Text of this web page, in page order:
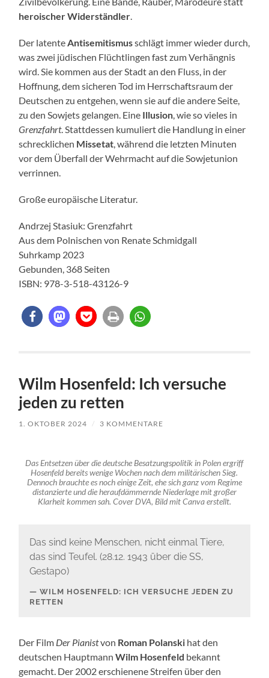
heroischer Widerständler
Der latente Antisemitismusschlägt immer wieder durch,
was zwei jüdischen Flüchtlingen fast zum Verhängnis
wird. Sie kommen aus der Stadt an den Fluss, in der
Hoffnung, dem sicheren Tod im Herrschaftsraum der
Deutschen zu entgehen, wenn sie auf die andere Seite,
zu den Sowjets gelangen. Eine Illusion , wie so vieles in
Grenzfahrt. Stattdessen kumuliert die Handlung in einer
schrecklichen Missetat , während die letzten Minuten
vor dem Überfall der Wehrmacht auf die Sowjetunion
verrinnen.
Große europäische Literatur.
Andrzej Stasiuk: Grenzfahrt
Aus dem Polnischen von Renate Schmidgall
Suhrkamp 2023
Gebunden, 368 Seiten
ISBN: 978-3-518-43126-9
Wilm Hosenfeld: Ich versuche
jeden zu retten
1. OKTOBER 2024 / 3 KOMMENTARE
Das Entsetzen über die deutsche Besatzungspolitik in Polen ergriff
Hosenfeld bereits wenige Wochen nach dem militärischen Sieg.
Dennoch brauchte es noch einige Zeit, ehe sich ganz vom Regime
distanzierte und die heraufdämmernde Niederlage mit großer
Klarheit kommen sah. Cover DVA, Bild mit Canva erstellt.
Das sind keine Menschen, nicht einmal Tiere,
das sind Teufel. (28.12. 1943 über die SS,
Gestapo)
WILM HOSENFELD: ICH VERSUCHE JEDEN ZU
RETTEN
Der Film Der Pianistvon Roman Polanski hat den
deutschen HauptmannWilm Hosenfeld bekannt
gemacht. Der 2002 erschienene Streifen über den